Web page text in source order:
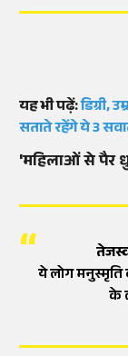
यह भी पढ़ें:डिग्री,
सताते रहेंगे ये 3
'महिलाओं से पैर
ये लोग मनुस्मृति
के